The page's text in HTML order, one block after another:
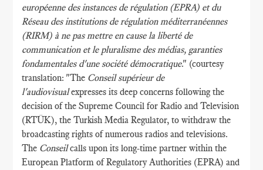
européenne des instances de régulation (EPRA) et du
Réseau des institutions de régulation méditerranéennes
(RIRM) à ne pas mettre en cause la liberté de
communication et le pluralisme des médias, garanties
fondamentales d'une société démocratique." (courtesy
translation: "The Conseil supérieur de
l'audiovisualexpresses its deep concerns following the
decision of the Supreme Council for Radio and Television
(RTÜK), the Turkish Media Regulator, to withdraw the
broadcasting rights of numerous radios and televisions.
The Conseilcalls upon its long-time partner within the
European Platform of Regulatory Authorities (EPRA) and